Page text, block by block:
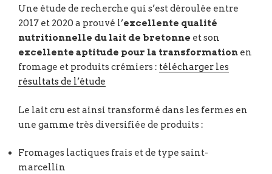
Une étude de recherche qui s’est déroulée entre
2017 et 2020 a prouvé l’excellente qualité
nutritionnelle du lait de bretonne et son
excellente aptitude pour la transformation en
fromage et produits crémiers : télécharger les
résultats de l’étude
Le lait cru est ainsi transformé dans les fermes en
une gamme très diversifiée de produits :
Fromages lactiques frais et de type saint-
marcellin